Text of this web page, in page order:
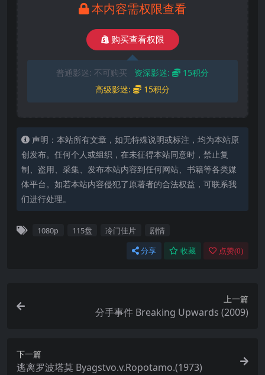
本内容需权限查看
购买查看权限
普通影迷: 不可购买 资深影迷:
15积分
高级影迷:
15积分
声明：本站所有文章，如无特殊说明或标注，均为本站原
创发布。任何个人或组织，在未征得本站同意时，禁止复
制、盗用、采集、发布本站内容到任何网站、书籍等各类媒
体平台。如若本站内容侵犯了原著者的合法权益，可联系我
们进行处理。
1080p 115盘 冷门佳片 剧情
分享 收藏 点赞(0)
上一篇
分手事件 Breaking Upwards (2009)
下一篇
逃离罗波塔莫 Byagstvo.v.Ropotamo.(1973)